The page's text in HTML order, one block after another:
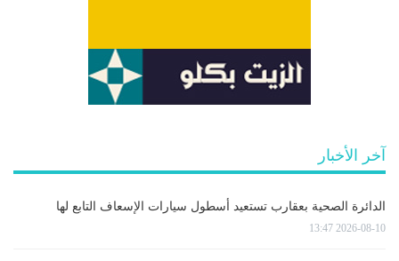
آخر الأخبار
الدائرة الصحية بعقارب تستعيد أسطول سيارات الإسعاف التابع لها
2026-08-10 13:47